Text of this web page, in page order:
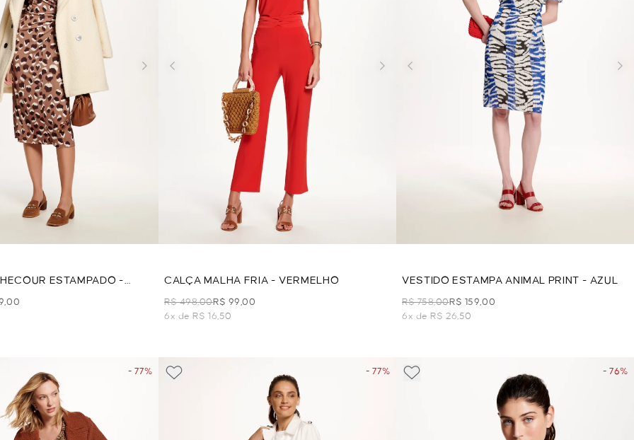
ESTAMPADO -
CALÇA MALHA FRIA - VERMELHO
R$ 498,00R$ 99,00
6x de R$ 16,50
VESTIDO ESTAMPA ANIMAL PRINT - AZUL
R$ 758,00R$ 159,00
6x de R$ 26,50
- 77% - 77% - 76%